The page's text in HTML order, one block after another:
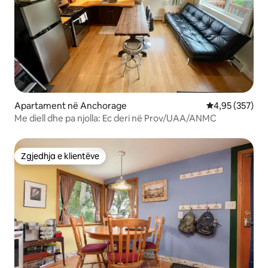
Apartament në Anchorage Vlerësimi
4,95 (357)
Me diell dhe pa njolla: Ec deri në Prov/UAA/ANMC
Zgjedhja e klientëve
Zgjedhja e klientëve